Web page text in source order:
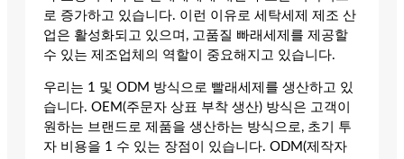
로 증가하고 있습니다. 이런 이유로 세탁세제 제조 산
업은 활성화되고 있으며, 고품질 빠래세제를 제공할
수 있는 제조업체의 역할이 중요해지고 있습니다.
우리는 1 및 ODM 방식으로 빨래세제를 생산하고 있
습니다. OEM(주문자 상표 부착 생산) 방식은 고객이
원하는 브랜드로 제품을 생산하는 방식으로, 초기 투
자 비용을 1 수 있는 장점이 있습니다. ODM(제작자